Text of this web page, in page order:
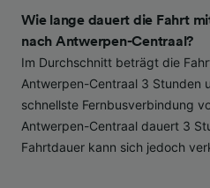
Wie lange dauert die Fahrt
nach Antwerpen-Centraal?
Im Durchschnitt beträgt die
Antwerpen-Centraal 3 Stunden
schnellste Fernbusverbindung
Antwerpen-Centraal dauert 3
Fahrtdauer kann sich jedoch
Folgendes bereitzustellen:
Verwendung genauer
Endgeräteeigenschaften
aktiv abfragen.
Informationen auf einem
Personalisierte Werbung
von Werbeleistung und
Inhalten,
Entwicklung und